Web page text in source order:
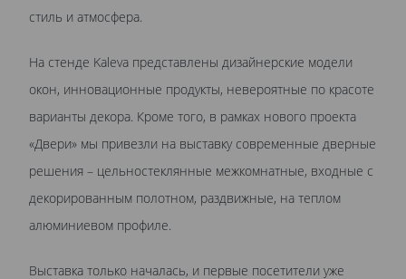
стиль и атмосфера.
На стенде Kaleva представлены дизайнерские модели
окон, инновационные продукты, невероятные по красоте
варианты декора. Кроме того, в рамках нового проекта
«Двери» мы привезли на выставку современные дверные
решения – цельностеклянные межкомнатные, входные с
декорированным полотном, раздвижные, на теплом
алюминиевом профиле.
Выставка только началась, и первые посетители уже